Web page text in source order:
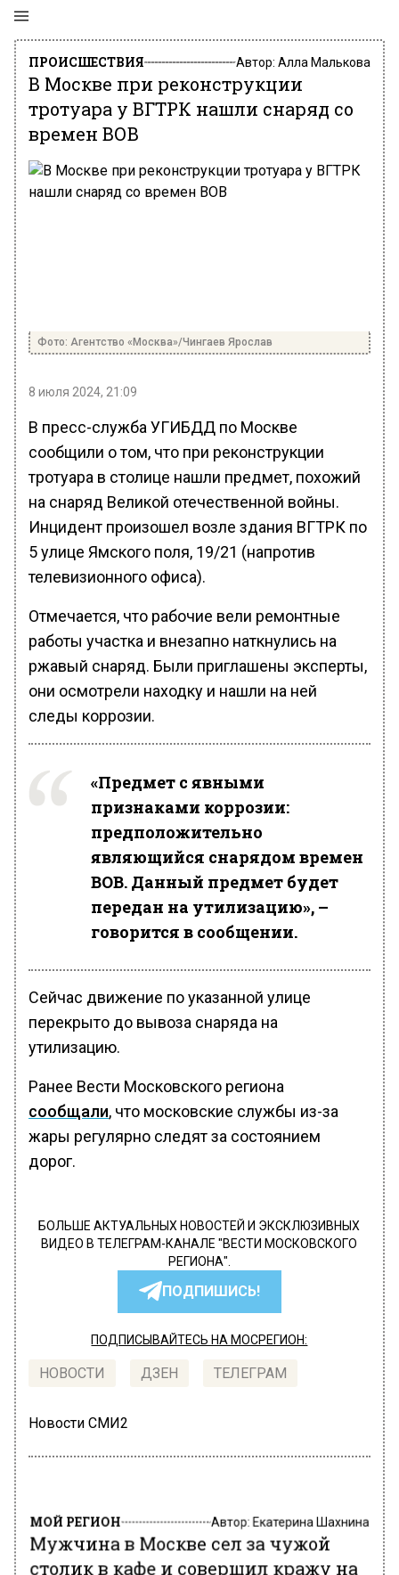
ПРОИСШЕСТВИЯ Автор: Алла Малькова
В Москве при реконструкции
тротуара у ВГТРК нашли снаряд со
времен ВОВ
Фото: Агентство «Москва»/Чингаев Ярослав
8 июля 2024, 21:09
В пресс-служба УГИБДД по Москве
сообщили о том, что при реконструкции
тротуара в столице нашли предмет, похожий
на снаряд Великой отечественной войны.
Инцидент произошел возле здания ВГТРК по
5 улице Ямского поля, 19/21 (напротив
телевизионного офиса).
Отмечается, что рабочие вели ремонтные
работы участка и внезапно наткнулись на
ржавый снаряд. Были приглашены эксперты,
они осмотрели находку и нашли на ней
следы коррозии.
«Предмет с явными
признаками коррозии:
предположительно
являющийся снарядом времен
ВОВ. Данный предмет будет
передан на утилизацию», –
говорится в сообщении.
Сейчас движение по указанной улице
перекрыто до вывоза снаряда на
утилизацию.
Ранее Вести Московского региона
сообщали, что московские службы из-за
жары регулярно следят за состоянием
дорог.
БОЛЬШЕ АКТУАЛЬНЫХ НОВОСТЕЙ И ЭКСКЛЮЗИВНЫХ
ВИДЕО В ТЕЛЕГРАМ-КАНАЛЕ "ВЕСТИ МОСКОВСКОГО
РЕГИОНА".
ПОДПИШИСЬ!
ПОДПИСЫВАЙТЕСЬ НА МОСРЕГИОН:
НОВОСТИ ДЗЕН ТЕЛЕГРАМ
Новости СМИ2
МОЙ РЕГИОН Автор: Екатерина Шахнина
Мужчина в Москве сел за чужой
столик в кафе и совершил кражу на